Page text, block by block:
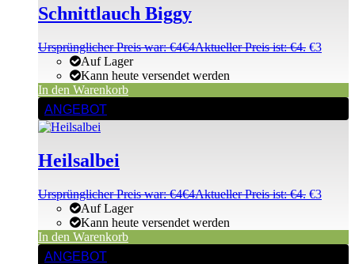
Schnittlauch Biggy
Ursprünglicher Preis war: €4€4Aktueller Preis ist: €4. €3
Auf Lager
Kann heute versendet werden
In den Warenkorb
ANGEBOT
Heilsalbei
Ursprünglicher Preis war: €4€4Aktueller Preis ist: €4. €3
Auf Lager
Kann heute versendet werden
In den Warenkorb
ANGEBOT